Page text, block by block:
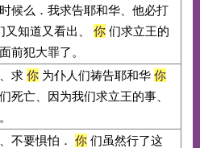
候么．我求告耶和华、他必打
知道又看出、 你们求立王的
前犯大罪了。
求 你为仆人们祷告耶和华 你
亡、因为我们求立王的事、
不要惧怕． 你们虽然行了这